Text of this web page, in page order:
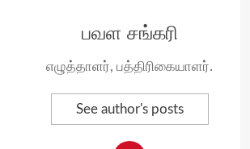
பவள சங்கரி
எழுத்தாளர், பத்திரிகையாளர்.
See author's posts